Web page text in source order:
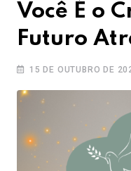
Você É o
Futuro
15 DE OUTUBRO DE